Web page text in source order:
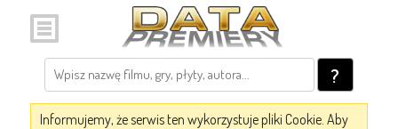
?
Informujemy, że serwis ten wykorzystuje pliki Cookie. Aby